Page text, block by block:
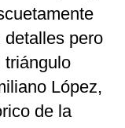
detalles pero
triángulo
López,
de la